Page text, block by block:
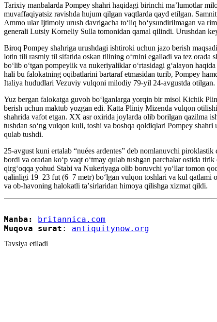
Tarixiy manbalarda Pompey shahri haqidagi birinchi maʼlumotlar
muvaffaqiyatsiz ravishda hujum qilgan vaqtlarda qayd etilgan.
Ammo ular Ijtimoiy urush davrigacha toʻliq boʻysundirilmagan va
generali Lutsiy Korneliy Sulla tomonidan qamal qilindi. Urushdan
Biroq Pompey shahriga urushdagi ishtiroki uchun jazo berish
lotin tili rasmiy til sifatida oskan tilining oʻrnini egalladi va tez orada
boʻlib oʻtgan pompeylik va nukeriyaliklar oʻrtasidagi gʻalayon
hali bu falokatning oqibatlarini bartaraf etmasidan turib, Pompey
Italiya hududlari Vezuviy vulqoni milodiy 79-yil 24-avgustda otilgan.
Yuz bergan falokatga guvoh boʻlganlarga yorqin bir misol Kichik
berish uchun maktub yozgan edi. Katta Pliniy Mizenda vulqon
shahrida vafot etgan. XX asr oxirida joylarda olib borilgan qazilma
tushdan soʻng vulqon kuli, toshi va boshqa qoldiqlari Pompey
qulab tushdi.
25-avgust kuni ertalab “nuées ardentes” deb nomlanuvchi
bordi va oradan koʻp vaqt oʻtmay qulab tushgan parchalar ostida
qirgʻoqqa yohud Stabi va Nukeriyaga olib boruvchi yoʻllar tomon
qalinligi 19–23 fut (6–7 metr) boʻlgan vulqon toshlari va kul
va ob-havoning halokatli taʼsirlaridan himoya qilishga xizmat qildi.
Manba:
britannica.com
Muqova surat : antiquitynow.org
Tavsiya etiladi